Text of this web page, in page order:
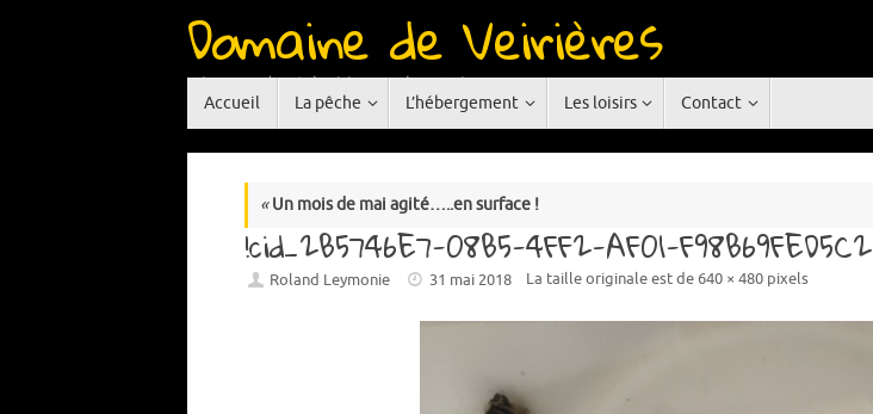
Domaine de Veirières
Réservoir de pêche à la mouche situé en Auvergne
Accueil La pêche L’hébergement Les loisirs Contact
«Un mois de mai agité…..en surface !
!cid_2B5746E7-08B5-4FF2-AF01-F98B69FED5C2
Roland Leymonie 31 mai 2018 La taille originale est de 640 × 480 pixels